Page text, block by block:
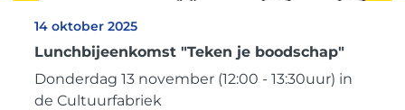
14 oktober 2025
Lunchbijeenkomst "Teken je boodschap"
Donderdag 13 november (12:00 - 13:30uur) in
de Cultuurfabriek